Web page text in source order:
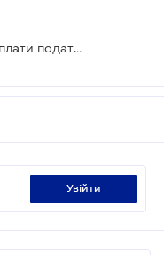
Мінфін пропонує новий механізм сплати податків: законопроект вже в Раді
увійти